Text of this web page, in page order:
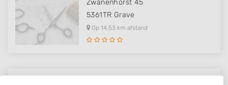
Zwanenhorst 45
5361TR Grave
Op 14,53 km afstand